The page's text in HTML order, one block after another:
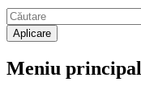
Meniu principal